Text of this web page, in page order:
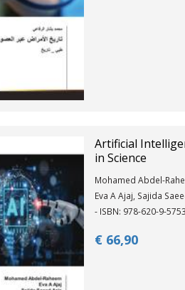
Artificial
in Science
Mohamed Abdel-
Eva A Ajaj, Sajida
- ISBN: 978-620-9-
€ 66,90